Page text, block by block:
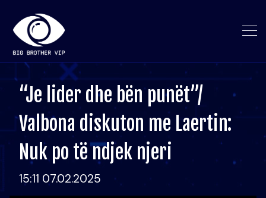
“Je lider dhe bën punët”/
Valbona diskuton me Laertin:
Nuk po të ndjek njeri
15:11 07.02.2025